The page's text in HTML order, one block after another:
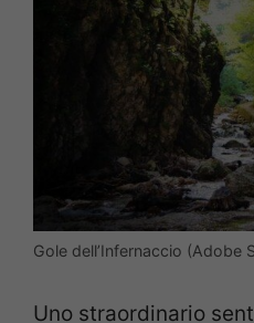
Gole dell’Infernaccio (Adobe
Uno straordinario